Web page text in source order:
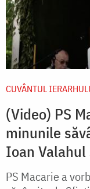
CUVÂNTUL
(Video) PS
minunile
Ioan
PS Macarie a